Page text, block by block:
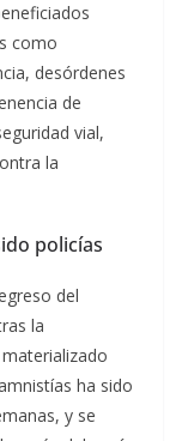
como
desórdenes
de
vial,
la
policías
del
la
ha sido
y se